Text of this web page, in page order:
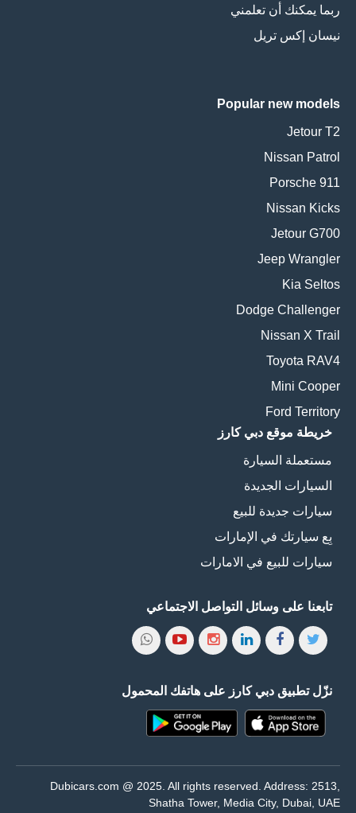
ربما يمكنك أن تعلمني
نيسان إكس تريل
Popular new models
Jetour T2
Nissan Patrol
Porsche 911
Nissan Kicks
Jetour G700
Jeep Wrangler
Kia Seltos
Dodge Challenger
Nissan X Trail
Toyota RAV4
Mini Cooper
Ford Territory
خريطة موقع دبي كارز
مستعملة السيارة
السيارات الجديدة
سيارات جديدة للبيع
بِع سيارتك في الإمارات
سيارات للبيع في الامارات
تابعنا على وسائل التواصل الاجتماعي
نزّل تطبيق دبي كارز على هاتفك المحمول
Dubicars.com @ 2025. All rights reserved. Address: 2513,
Shatha Tower, Media City, Dubai, UAE